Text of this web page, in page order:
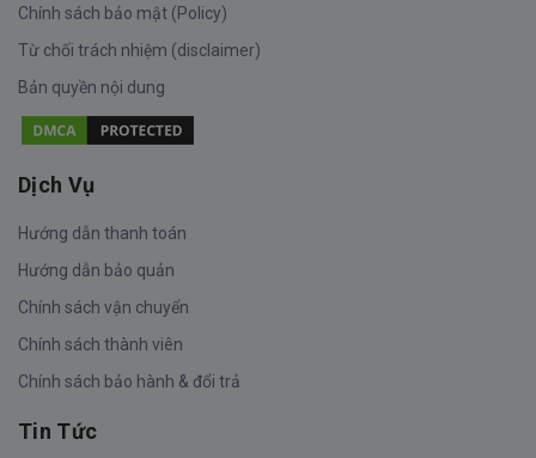
Chính sách bảo mật (Policy)
Từ chối trách nhiệm (disclaimer)
Bản quyền nội dung
Dịch Vụ
Hướng dẫn thanh toán
Hướng dẫn bảo quản
Chính sách vận chuyển
Chính sách thành viên
Chính sách bảo hành & đổi trả
Tin Tức